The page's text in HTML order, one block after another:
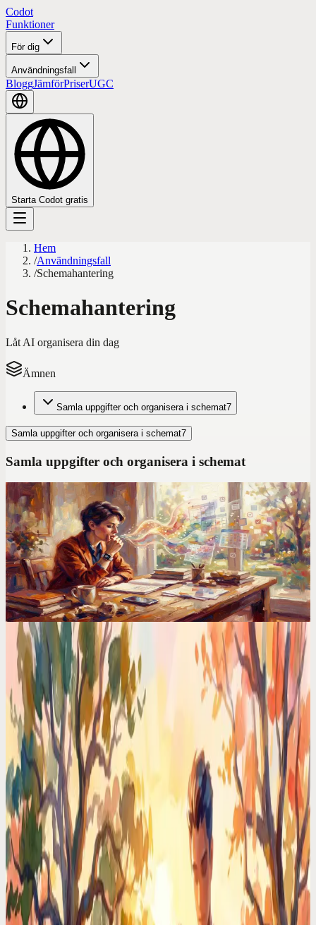
Codot
Funktioner
För dig
Användningsfall
BloggJämförPriserUGC
Starta Codot gratis
Hem
/Användningsfall
/Schemahantering
Schemahantering
Låt AI organisera din dag
Ämnen
Samla uppgifter och organisera i schemat7
Samla uppgifter och organisera i schemat7
Samla uppgifter och organisera i schemat
Codot för ADHD
Bästa Todoist-alternativet för ADHD: Därför vinner
röststyrd AI över manuell inmatning
Kämpar du med tröskeln i Todoist? Upptäck varför Codot är det
bästa röststyrda alternativet för ADHD, med smart AI som stöttar
dina exekutiva funktioner.
Kalenderjämförelser
AI-planering 2025: Från akademisk teori till
marknadens vassaste produktivitetsappar
Expertguide till AI-planering 2025. Vi jämför Motion, Reclaim och
Codot, djupdyker i HTN-teknologi och ger dig ChatGPT-prompter
för att automatisera ditt schema.
Codot för ADHD
Bästa ADHD-planeringsapparna 2025: Motion för
storföretag eller röststyrda Codot?
Expertgranskade planeringsappar för ADHD 2025. Jämför Motions
AI-schemaläggning för företag med Codots röststyrning, skapad för
entreprenörer och neurodivergenta.
Tidshanteringstips